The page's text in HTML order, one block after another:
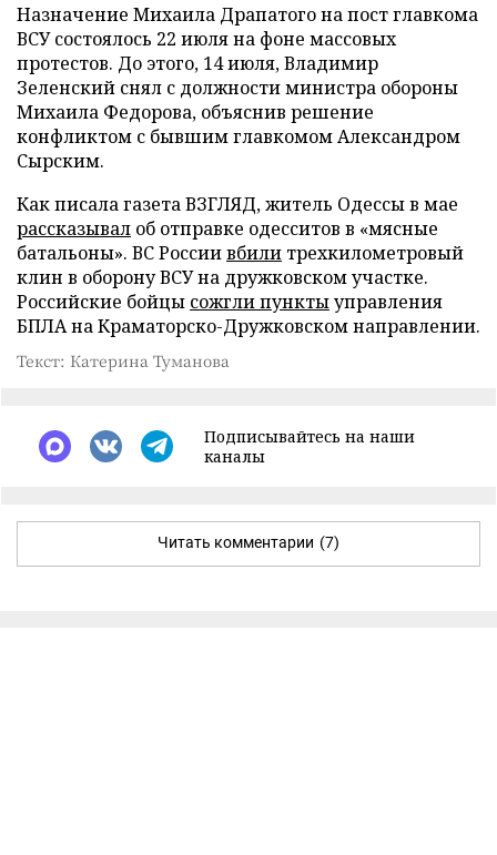
Назначение Михаила Драпатого на пост главкома
ВСУ состоялось 22 июля на фоне массовых
протестов. До этого, 14 июля, Владимир
Зеленский снял с должности министра обороны
Михаила Федорова, объяснив решение
конфликтом с бывшим главкомом Александром
Сырским.
Как писала газета ВЗГЛЯД, житель Одессы в мае
рассказывал об отправке одесситов в «мясные
батальоны». ВС Россиивбили трехкилометровый
клин в оборону ВСУ на дружковском участке.
Российские бойцы сожгли пунктыуправления
БПЛА на Краматорско-Дружковском направлении.
Текст: Катерина Туманова
Подписывайтесь на наши
каналы
Читать комментарии (7)